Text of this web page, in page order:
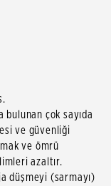
bulunan çok sayıda
ve güvenliği
ve ömrü
azaltır.
düşmeyi (sarmayı)